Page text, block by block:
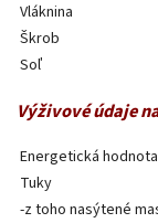
Vláknina
Škrob
Soľ
Výživové údaje
Energetická hodnota
Tuky
-z toho nasýtené